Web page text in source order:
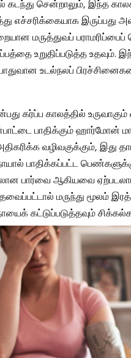
சென்றாலும், இந்த
எச்சரிக்கையாக
மருத்துவப்
உறுதிப்படுத்த உதவும்.
உடல்நலப்
கர்ப்ப காலத்தில்
பாதிக்கும் ஹார்மோன்
வழிவகுக்கும், இது
பாதிக்கப்பட்ட
பார்வை ஆகியவை
மருந்து மூலம்
கட்டுப்படுத்தவும்